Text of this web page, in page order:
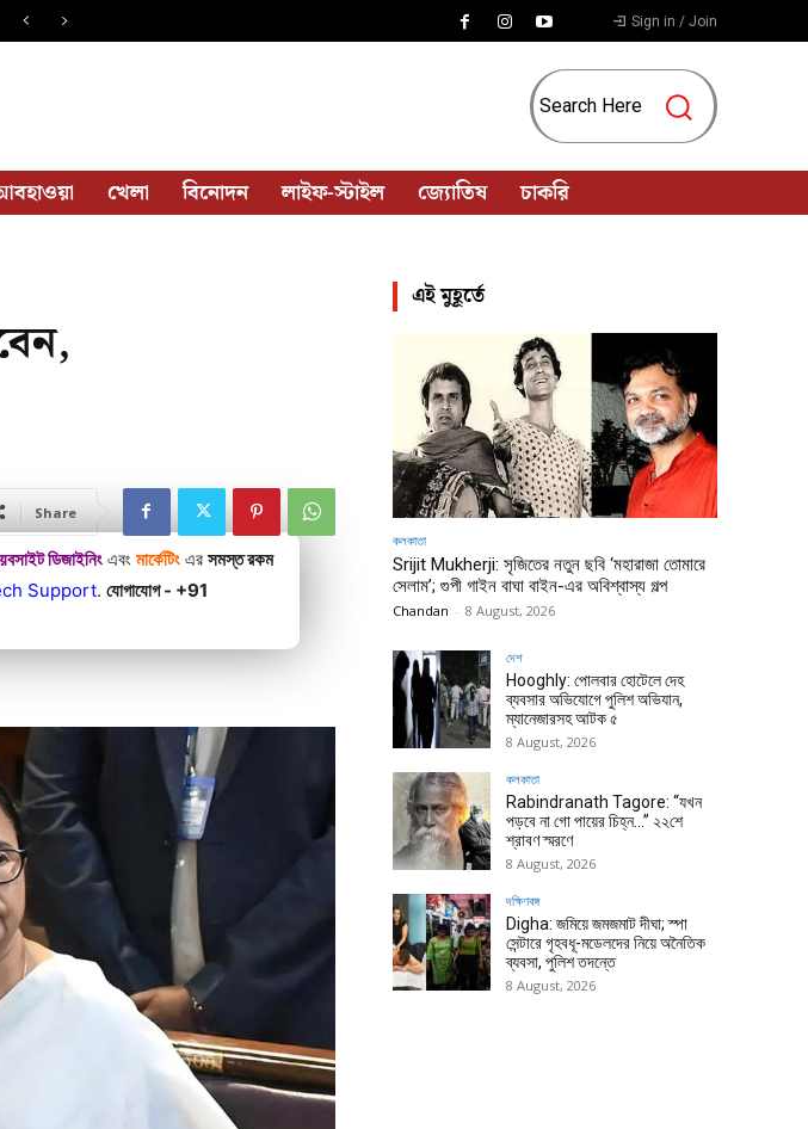
Sign in / Join
Search Here
খেলা বিনোদন লাইফ-স্টাইল জ্যোতিষ চাকরি
Share
ডিজাইনিং এবংমার্কেটিং এরসমস্ত রকম
Support.যোগাযোগ - +91
এই মুহূর্তে
কলকাতা
Srijit Mukherji: সৃজিতের নতুন ছবি ‘মহারাজা তোমারে
সেলাম’; গুপী গাইন বাঘা বাইন-এর অবিশ্বাস্য গল্প
Chandan - 8 August, 2026
দেশ
Hooghly: পোলবার হোটেলে দেহ
ব্যবসার অভিযোগে পুলিশ অভিযান,
ম্যানেজারসহ আটক ৫
8 August, 2026
কলকাতা
Rabindranath Tagore: “যখন
পড়বে না গো পায়ের চিহ্ন…” ২২শে
শ্রাবণ স্মরণে
8 August, 2026
দক্ষিণবঙ্গ
Digha: জমিয়ে জমজমাট দীঘা; স্পা
সেন্টারে গৃহবধূ-মডেলদের নিয়ে অনৈতিক
ব্যবসা, পুলিশ তদন্তে
8 August, 2026